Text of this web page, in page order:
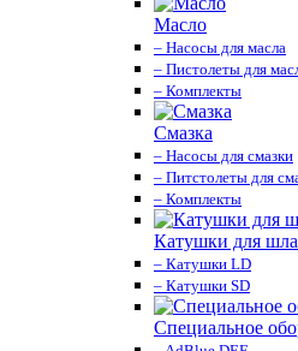
Масло
– Насосы для масла
– Пистолеты для
– Комплекты
Смазка
– Насосы для смазки
– Питстолеты для
– Комплекты
Катушки для
– Катушки LD
– Катушки SD
Специальное